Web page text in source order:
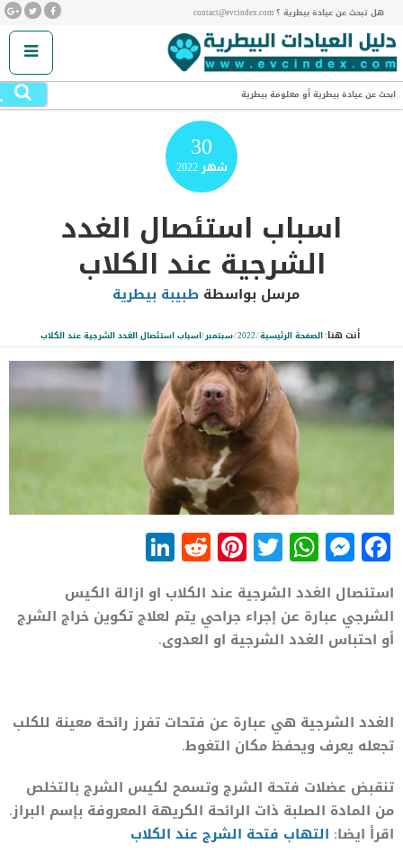
هل تبحث عن عيادة بيطرية ؟ contact@evcindex.com
ابحث عن عيادة بيطرية أو معلومة بيطرية
30
شهر2022
اسباب استئصال الغدد
الشرجية عند الكلاب
مرسل بواسطة طبيبة بيطرية
أنت هنا:الصفحة الرئيسية/
2022
/سبتمبر/اسباب استئصال الغدد الشرجية عند الكلاب
Facebook
Messenger
WhatsApp
Twitter
Pinterest
Reddit
استئصال الغدد الشرجية عند الكلاب او ازالة الكيس
الشرجي عبارة عن إجراء جراحي يتم لعلاج تكوين خراج الشرج
أو احتباس الغدد الشرجية او العدوى.
الغدد الشرجية هي عبارة عن فتحات تفرز رائحة معينة للكلب
تجعله يعرف ويحفظ مكان التغوط.
تنقبض عضلات فتحة الشرج وتسمح لكيس الشرج بالتخلص
من المادة الصلبة ذات الرائحة الكريهة المعروفة بإسم البراز.
اقرأ ايضا: التهاب فتحة الشرج عند الكلاب